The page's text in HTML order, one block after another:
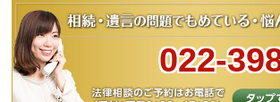
022-